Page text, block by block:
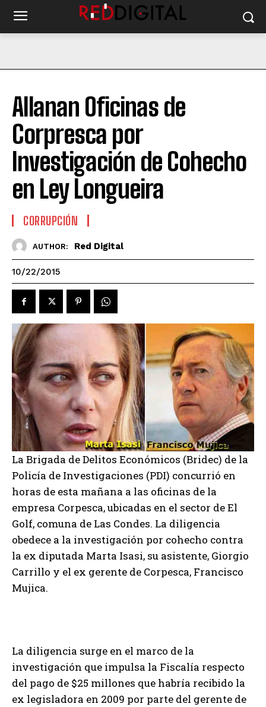
Allanan Oficinas de
Corpresca por
Investigación de Cohecho
en Ley Longueira
CORRUPCIÓN
AUTHOR: Red Digital
10/22/2015
La Brigada de Delitos Económicos (Bridec) de la
Policía de Investigaciones (PDI) concurrió en
horas de esta mañana a las oficinas de la
empresa Corpesca, ubicadas en el sector de El
Golf, comuna de Las Condes. La diligencia
obedece a la investigación por cohecho contra
la ex diputada Marta Isasi, su asistente, Giorgio
Carrillo y el ex gerente de Corpesca, Francisco
Mujica.
La diligencia surge en el marco de la
investigación que impulsa la Fiscalía respecto
del pago de $25 millones que habría recibido la
ex legisladora en 2009 por parte del gerente de